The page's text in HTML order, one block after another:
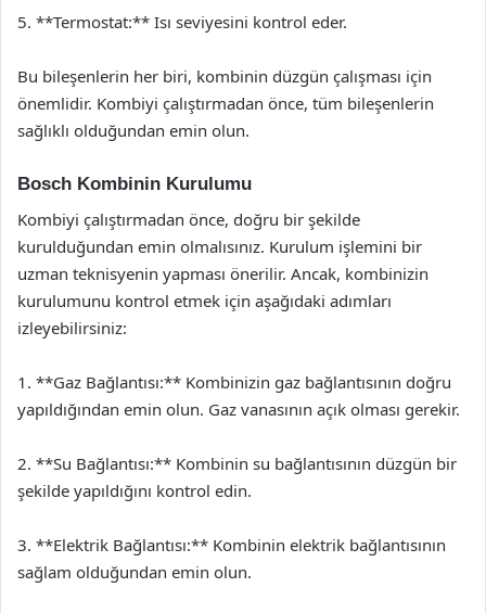
5. **Termostat:** Isı seviyesini kontrol eder.
Bu bileşenlerin her biri, kombinin düzgün çalışması için
önemlidir. Kombiyi çalıştırmadan önce, tüm bileşenlerin
sağlıklı olduğundan emin olun.
Bosch Kombinin Kurulumu
Kombiyi çalıştırmadan önce, doğru bir şekilde
kurulduğundan emin olmalısınız. Kurulum işlemini bir
uzman teknisyenin yapması önerilir. Ancak, kombinizin
kurulumunu kontrol etmek için aşağıdaki adımları
izleyebilirsiniz:
1. **Gaz Bağlantısı:** Kombinizin gaz bağlantısının doğru
yapıldığından emin olun. Gaz vanasının açık olması gerekir.
2. **Su Bağlantısı:** Kombinin su bağlantısının düzgün bir
şekilde yapıldığını kontrol edin.
3. **Elektrik Bağlantısı:** Kombinin elektrik bağlantısının
sağlam olduğundan emin olun.